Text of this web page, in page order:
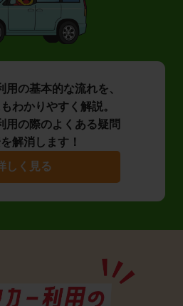
用の基本的な流れを、
わかりやすく解説。
用の際のよくある疑問
解消します！
しく見る